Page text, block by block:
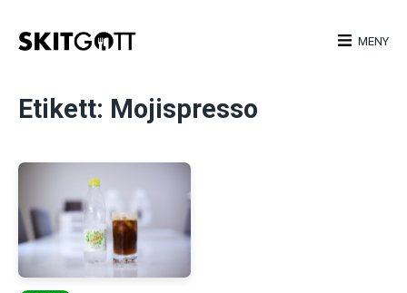
MENY
Etikett: Mojispresso